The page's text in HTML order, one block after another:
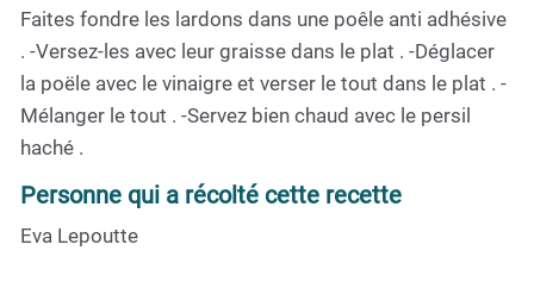
Faites fondre les lardons dans une poêle anti adhésive
. -Versez-les avec leur graisse dans le plat . -Déglacer
la poële avec le vinaigre et verser le tout dans le plat . -
Mélanger le tout . -Servez bien chaud avec le persil
haché .
Personne qui a récolté cette recette
Eva Lepoutte